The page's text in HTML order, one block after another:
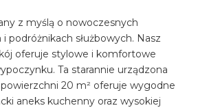
z myślą o nowoczesnych
podróżnikach służbowych. Nasz
oferuje stylowe i komfortowe
Ta starannie urządzona
20 m² oferuje wygodne
aneks kuchenny oraz wysokiej